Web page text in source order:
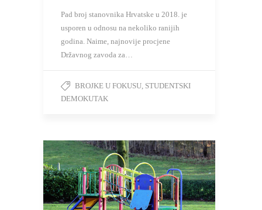
Pad broj stanovnika Hrvatske u 2018. je
usporen u odnosu na nekoliko ranijih
godina. Naime, najnovije procjene
Državnog zavoda za…
BROJKE U FOKUSU STUDENTSKI
DEMOKUTAK